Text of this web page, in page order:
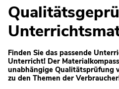
Finden Sie das passende
Unterricht! Der
unabhängige Qualitätsprüfung
zu den Themen der